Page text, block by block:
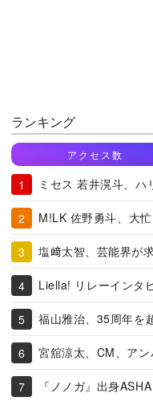
ランキング
アクセス数
ミセス 若井滉斗、ハ
M!LK 佐野勇斗、大
塩﨑太智、芸能界が
Liella! リレーインタ
福山雅治、35周年を
宮舘涼太、CM、ア
『ノノガ』出身